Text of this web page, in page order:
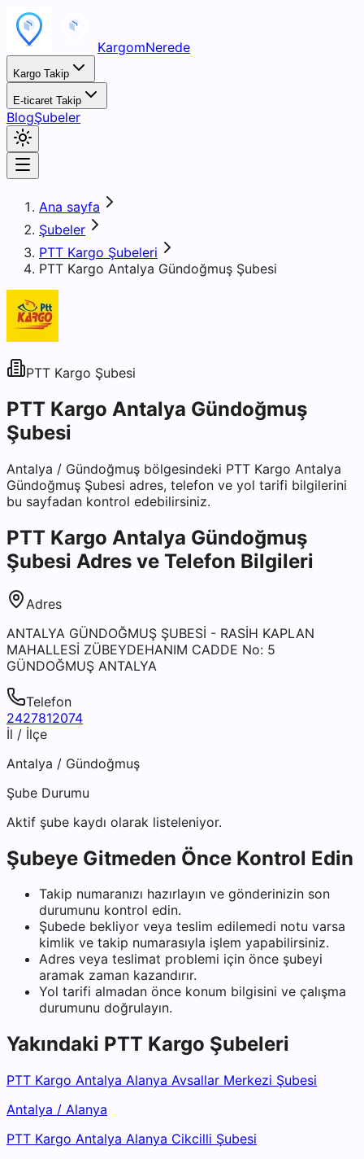
KargomNerede
Kargo Takip
E-ticaret Takip
BlogŞubeler
Ana sayfa
Şubeler
PTT Kargo Şubeleri
PTT Kargo Antalya Gündoğmuş Şubesi
PTT Kargo Şubesi
PTT Kargo Antalya Gündoğmuş
Şubesi
Antalya / Gündoğmuş bölgesindeki PTT Kargo Antalya
Gündoğmuş Şubesi adres, telefon ve yol tarifi bilgilerini
bu sayfadan kontrol edebilirsiniz.
PTT Kargo Antalya Gündoğmuş
Şubesi Adres ve Telefon Bilgileri
Adres
ANTALYA GÜNDOĞMUŞ ŞUBESİ - RASİH KAPLAN
MAHALLESİ ZÜBEYDEHANIM CADDE No: 5
GÜNDOĞMUŞ ANTALYA
Telefon
2427812074
İl / İlçe
Antalya / Gündoğmuş
Şube Durumu
Aktif şube kaydı olarak listeleniyor.
Şubeye Gitmeden Önce Kontrol Edin
Takip numaranızı hazırlayın ve gönderinizin son
durumunu kontrol edin.
Şubede bekliyor veya teslim edilemedi notu varsa
kimlik ve takip numarasıyla işlem yapabilirsiniz.
Adres veya teslimat problemi için önce şubeyi
aramak zaman kazandırır.
Yol tarifi almadan önce konum bilgisini ve çalışma
durumunu doğrulayın.
Yakındaki PTT Kargo Şubeleri
PTT Kargo Antalya Alanya Avsallar Merkezi Şubesi
Antalya / Alanya
PTT Kargo Antalya Alanya Cikcilli Şubesi